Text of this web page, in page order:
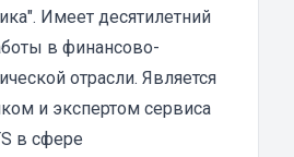
в ломбард иоформить
для вас список лучших
которые выдают деньги
все необходимые
Имеет десятилетний
в финансово-
отрасли. Является
и экспертом сервиса
в сфере